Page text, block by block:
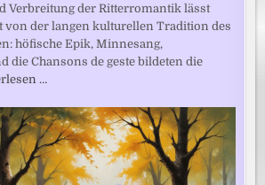
Verbreitung der Ritterromantik lässt
von der langen kulturellen Tradition des
höfische Epik, Minnesang,
die Chansons de geste bildeten die
…